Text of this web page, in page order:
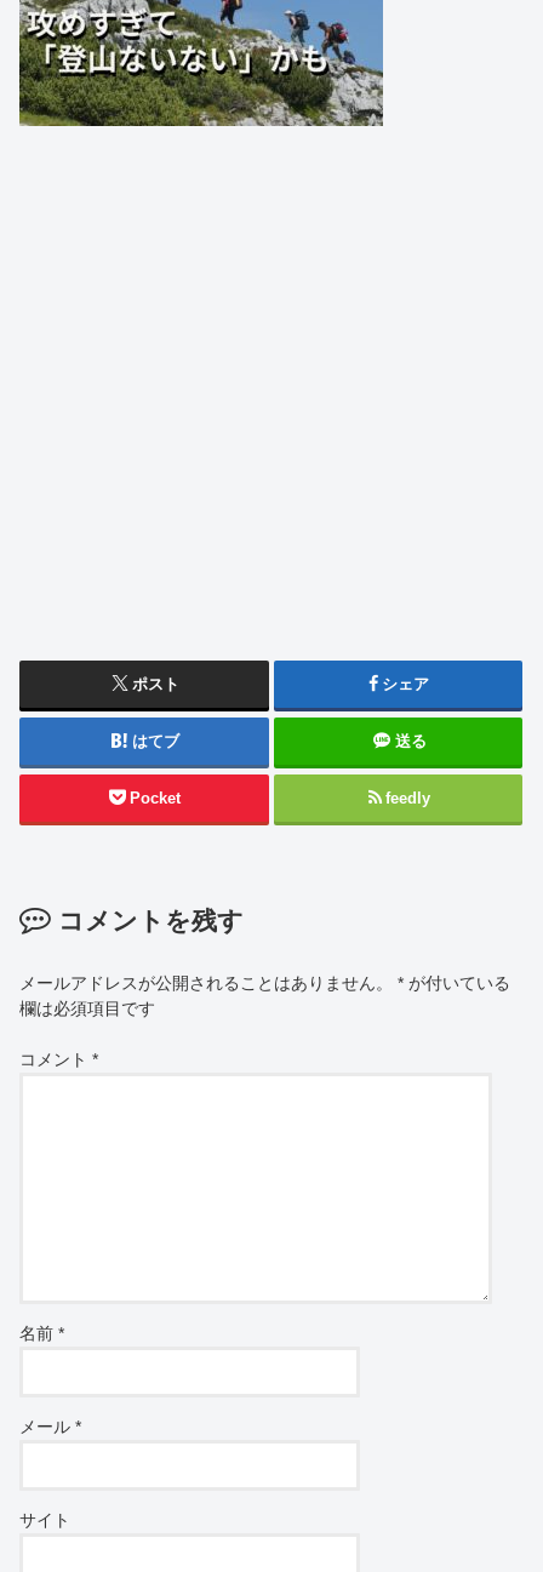
ポスト シェア
はてブ 送る
Pocket feedly
コメントを残す
メールアドレスが公開されることはありません。 * が付いている
欄は必須項目です
コメント*
名前*
メール*
サイト